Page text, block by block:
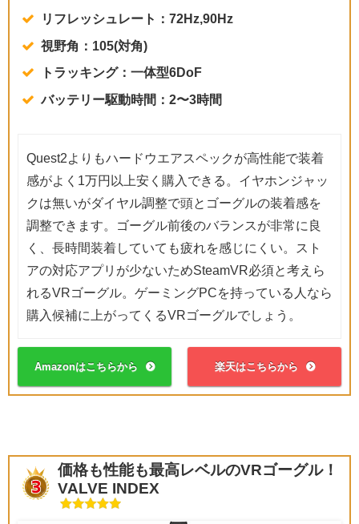
リフレッシュレート：72Hz,90Hz
視野角：105(対角)
トラッキング：一体型6DoF
バッテリー駆動時間：2〜3時間
Quest2よりもハードウエアスペックが高性能で装着
感がよく1万円以上安く購入できる。イヤホンジャッ
クは無いがダイヤル調整で頭とゴーグルの装着感を
調整できます。ゴーグル前後のバランスが非常に良
く、長時間装着していても疲れを感じにくい。スト
アの対応アプリが少ないためSteamVR必須と考えら
れるVRゴーグル。ゲーミングPCを持っている人なら
購入候補に上がってくるVRゴーグルでしょう。
Amazonはこちらから 楽天はこちらから
価格も性能も最高レベルのVRゴーグル！
VALVE INDEX